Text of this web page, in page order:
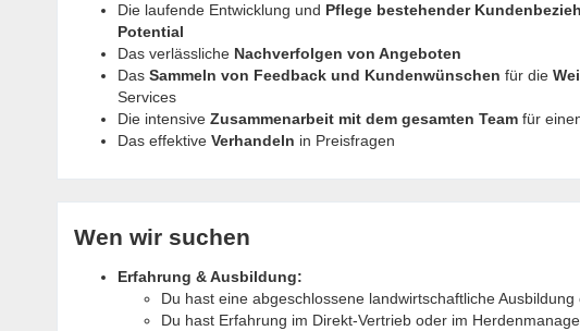
Die laufende Entwicklung und Pflege bestehender
Potential
Das verlässliche Nachverfolgen von Angeboten
Das Sammeln von Feedback und Kundenwünschen für die
Services
Die intensive Zusammenarbeit mit dem gesamten Team für
Das effektive Verhandeln in Preisfragen
Wen wir suchen
Erfahrung & Ausbildung:
Du hast eine abgeschlossene landwirtschaftliche
Du hast Erfahrung im Direkt-Vertrieb oder im